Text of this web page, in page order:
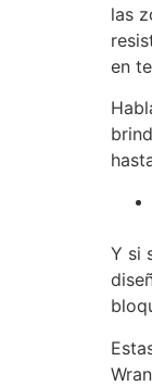
las
en
Y si